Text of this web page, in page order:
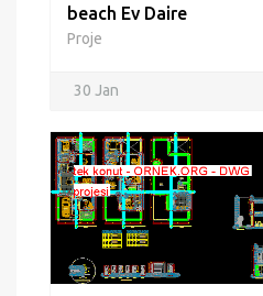
beach Ev Daire
Proje
30 Jan